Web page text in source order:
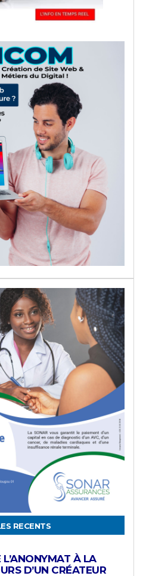
RECENTS
À LA
D’UN CRÉATEUR